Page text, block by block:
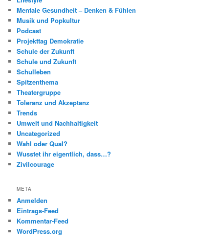
Mentale Gesundheit – Denken & Fühlen
Musik und Popkultur
Podcast
Projekttag Demokratie
Schule der Zukunft
Schule und Zukunft
Schulleben
Spitzenthema
Theatergruppe
Toleranz und Akzeptanz
Trends
Umwelt und Nachhaltigkeit
Uncategorized
Wahl oder Qual?
Wusstet ihr eigentlich, dass…?
Zivilcourage
META
Anmelden
Eintrags-Feed
Kommentar-Feed
WordPress.org